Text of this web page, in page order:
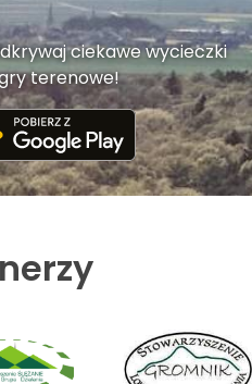
ciekawe wycieczki
terenowe!